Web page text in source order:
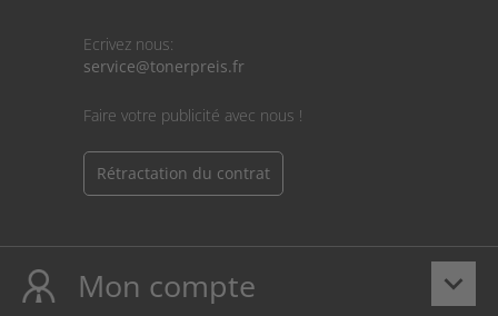
Ecrivez nous:
service@tonerpreis.fr
Faire votre publicité avec nous !
Rétractation du contrat
keyboard_arrow_down
Mon compte